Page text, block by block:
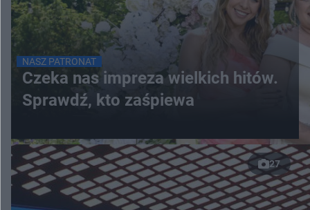
NASZ PATRONAT
Czeka nas impreza wielkich hitów.
Sprawdź, kto zaśpiewa
27